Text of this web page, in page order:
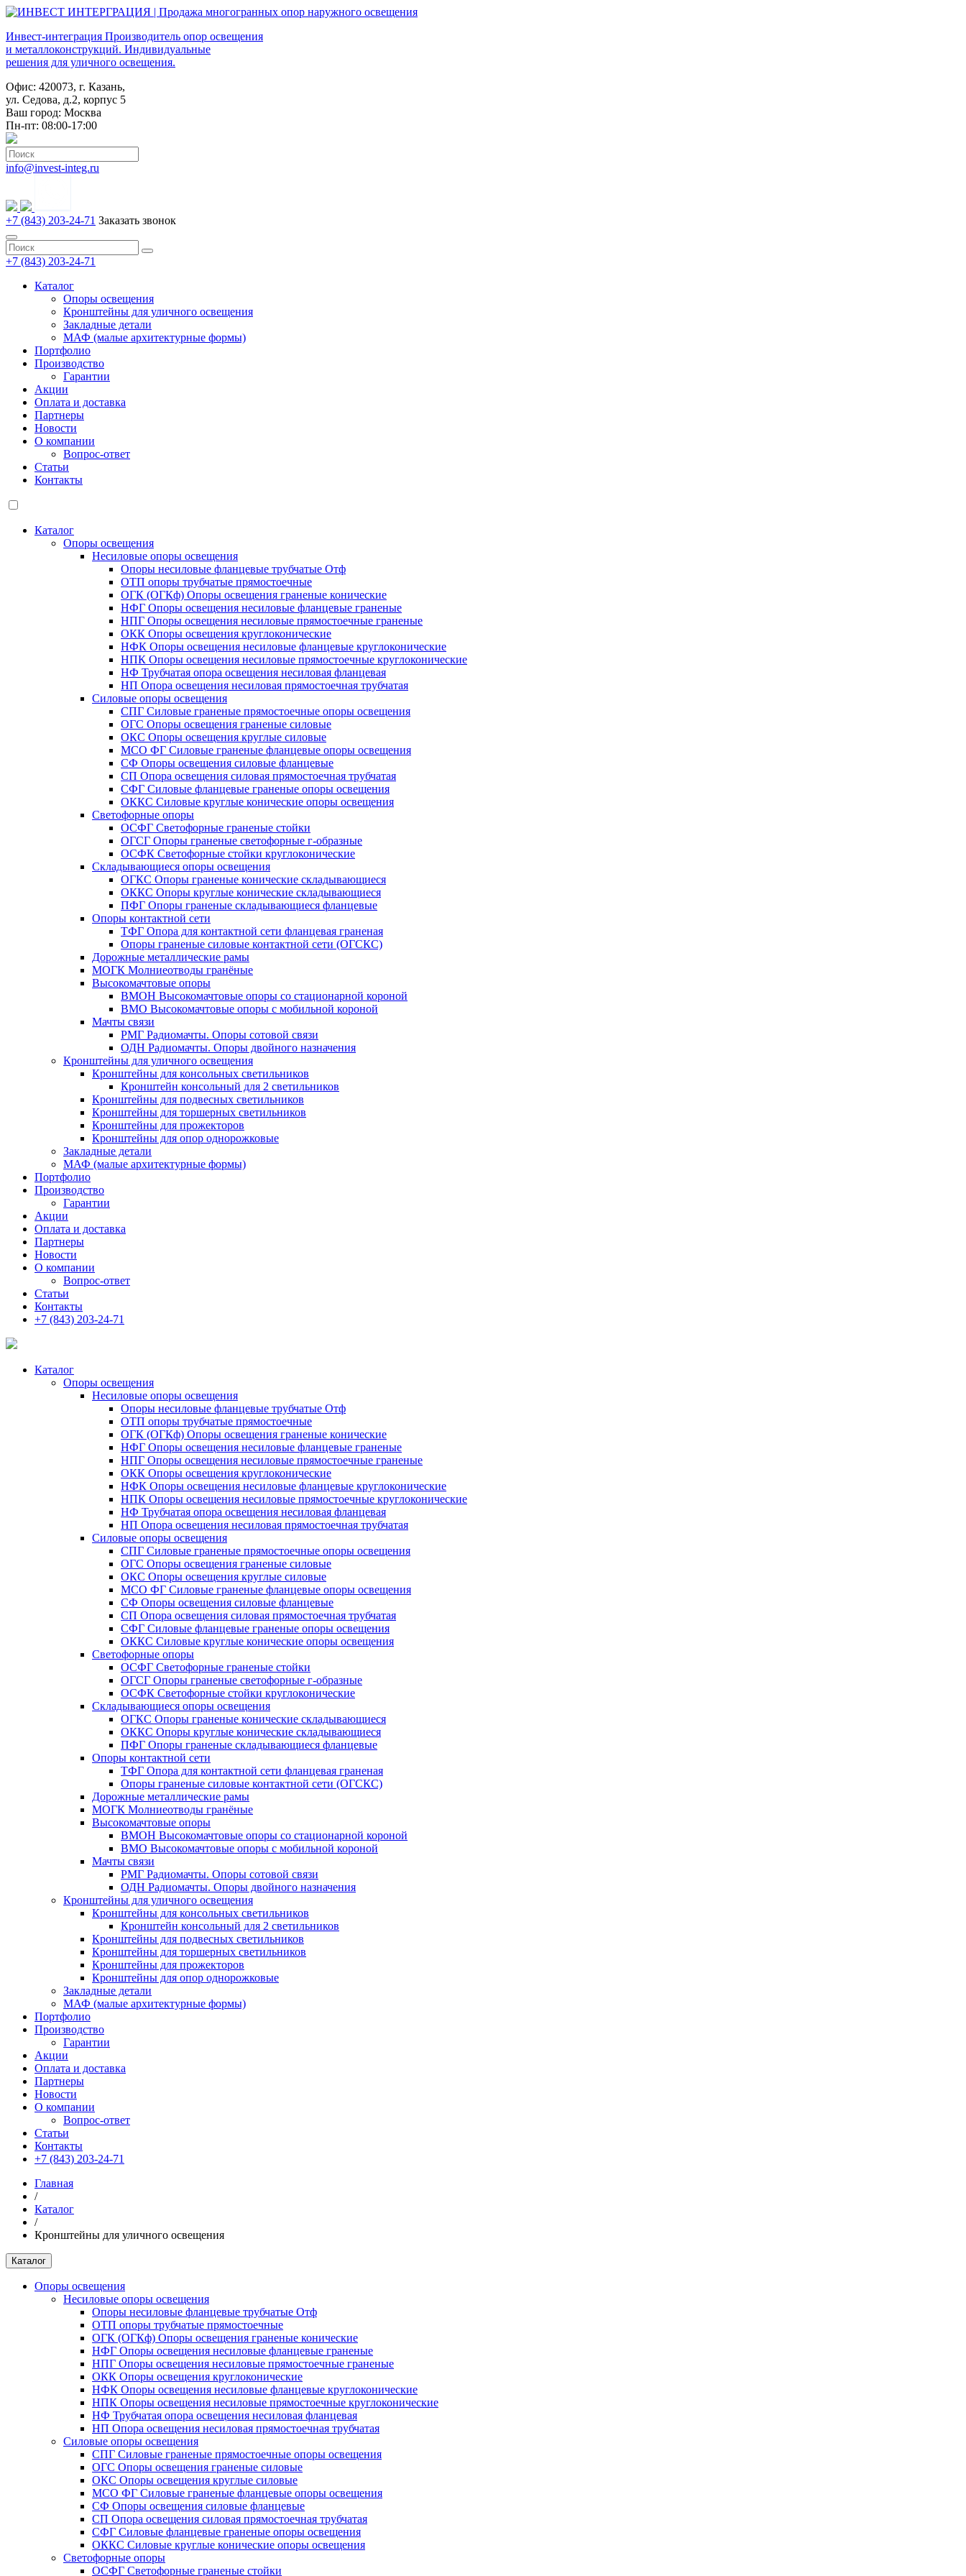
Инвест-интеграция Производитель опор освещения
и металлоконструкций. Индивидуальные
решения для уличного освещения.
Офис: 420073, г. Казань,
ул. Седова, д.2, корпус 5
Ваш город: Москва
Пн-пт: 08:00-17:00
info@invest-integ.ru
+7 (843) 203-24-71 Заказать звонок
+7 (843) 203-24-71
Каталог
Опоры освещения
Кронштейны для уличного освещения
Закладные детали
МАФ (малые архитектурные формы)
Портфолио
Производство
Гарантии
Акции
Оплата и доставка
Партнеры
Новости
О компании
Вопрос-ответ
Статьи
Контакты
Каталог
Опоры освещения
Несиловые опоры освещения
Опоры несиловые фланцевые трубчатые Отф
ОТП опоры трубчатые прямостоечные
ОГК (ОГКф) Опоры освещения граненые конические
НФГ Опоры освещения несиловые фланцевые граненые
НПГ Опоры освещения несиловые прямостоечные граненые
ОКК Опоры освещения круглоконические
НФК Опоры освещения несиловые фланцевые круглоконические
НПК Опоры освещения несиловые прямостоечные круглоконические
НФ Трубчатая опора освещения несиловая фланцевая
НП Опора освещения несиловая прямостоечная трубчатая
Силовые опоры освещения
СПГ Силовые граненые прямостоечные опоры освещения
ОГС Опоры освещения граненые силовые
ОКС Опоры освещения круглые силовые
МСО ФГ Силовые граненые фланцевые опоры освещения
СФ Опоры освещения силовые фланцевые
СП Опора освещения силовая прямостоечная трубчатая
СФГ Силовые фланцевые граненые опоры освещения
ОККС Силовые круглые конические опоры освещения
Светофорные опоры
ОСФГ Светофорные граненые стойки
ОГСГ Опоры граненые светофорные г-образные
ОСФК Светофорные стойки круглоконические
Складывающиеся опоры освещения
ОГКС Опоры граненые конические складывающиеся
ОККС Опоры круглые конические складывающиеся
ПФГ Опоры граненые складывающиеся фланцевые
Опоры контактной сети
ТФГ Опора для контактной сети фланцевая граненая
Опоры граненые силовые контактной сети (ОГСКС)
Дорожные металлические рамы
МОГК Молниеотводы гранёные
Высокомачтовые опоры
ВМОН Высокомачтовые опоры со стационарной короной
ВМО Высокомачтовые опоры с мобильной короной
Мачты связи
РМГ Радиомачты. Опоры сотовoй связи
ОДН Радиомачты. Опоры двойного назначения
Кронштейны для уличного освещения
Кронштейны для консольных светильников
Кронштейн консольный для 2 светильников
Кронштейны для подвесных светильников
Кронштейны для торшерных светильников
Кронштейны для прожекторов
Кронштейны для опор однорожковые
Закладные детали
МАФ (малые архитектурные формы)
Портфолио
Производство
Гарантии
Акции
Оплата и доставка
Партнеры
Новости
О компании
Вопрос-ответ
Статьи
Контакты
+7 (843) 203-24-71
Каталог
Опоры освещения
Несиловые опоры освещения
Опоры несиловые фланцевые трубчатые Отф
ОТП опоры трубчатые прямостоечные
ОГК (ОГКф) Опоры освещения граненые конические
НФГ Опоры освещения несиловые фланцевые граненые
НПГ Опоры освещения несиловые прямостоечные граненые
ОКК Опоры освещения круглоконические
НФК Опоры освещения несиловые фланцевые круглоконические
НПК Опоры освещения несиловые прямостоечные круглоконические
НФ Трубчатая опора освещения несиловая фланцевая
НП Опора освещения несиловая прямостоечная трубчатая
Силовые опоры освещения
СПГ Силовые граненые прямостоечные опоры освещения
ОГС Опоры освещения граненые силовые
ОКС Опоры освещения круглые силовые
МСО ФГ Силовые граненые фланцевые опоры освещения
СФ Опоры освещения силовые фланцевые
СП Опора освещения силовая прямостоечная трубчатая
СФГ Силовые фланцевые граненые опоры освещения
ОККС Силовые круглые конические опоры освещения
Светофорные опоры
ОСФГ Светофорные граненые стойки
ОГСГ Опоры граненые светофорные г-образные
ОСФК Светофорные стойки круглоконические
Складывающиеся опоры освещения
ОГКС Опоры граненые конические складывающиеся
ОККС Опоры круглые конические складывающиеся
ПФГ Опоры граненые складывающиеся фланцевые
Опоры контактной сети
ТФГ Опора для контактной сети фланцевая граненая
Опоры граненые силовые контактной сети (ОГСКС)
Дорожные металлические рамы
МОГК Молниеотводы гранёные
Высокомачтовые опоры
ВМОН Высокомачтовые опоры со стационарной короной
ВМО Высокомачтовые опоры с мобильной короной
Мачты связи
РМГ Радиомачты. Опоры сотовoй связи
ОДН Радиомачты. Опоры двойного назначения
Кронштейны для уличного освещения
Кронштейны для консольных светильников
Кронштейн консольный для 2 светильников
Кронштейны для подвесных светильников
Кронштейны для торшерных светильников
Кронштейны для прожекторов
Кронштейны для опор однорожковые
Закладные детали
МАФ (малые архитектурные формы)
Портфолио
Производство
Гарантии
Акции
Оплата и доставка
Партнеры
Новости
О компании
Вопрос-ответ
Статьи
Контакты
+7 (843) 203-24-71
Главная
/
Каталог
/
Кронштейны для уличного освещения
Каталог
Опоры освещения
Несиловые опоры освещения
Опоры несиловые фланцевые трубчатые Отф
ОТП опоры трубчатые прямостоечные
ОГК (ОГКф) Опоры освещения граненые конические
НФГ Опоры освещения несиловые фланцевые граненые
НПГ Опоры освещения несиловые прямостоечные граненые
ОКК Опоры освещения круглоконические
НФК Опоры освещения несиловые фланцевые круглоконические
НПК Опоры освещения несиловые прямостоечные круглоконические
НФ Трубчатая опора освещения несиловая фланцевая
НП Опора освещения несиловая прямостоечная трубчатая
Силовые опоры освещения
СПГ Силовые граненые прямостоечные опоры освещения
ОГС Опоры освещения граненые силовые
ОКС Опоры освещения круглые силовые
МСО ФГ Силовые граненые фланцевые опоры освещения
СФ Опоры освещения силовые фланцевые
СП Опора освещения силовая прямостоечная трубчатая
СФГ Силовые фланцевые граненые опоры освещения
ОККС Силовые круглые конические опоры освещения
Светофорные опоры
ОСФГ Светофорные граненые стойки